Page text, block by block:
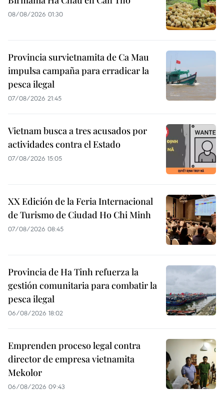
08/08/2026 01:30
Provincia survietnamita de Ca Mau
impulsa campaña para erradicar la
pesca ilegal
07/08/2026 21:45
Vietnam busca a tres acusados por
actividades contra el Estado
07/08/2026 15:05
XX Edición de la Feria Internacional
de Turismo de Ciudad Ho Chi Minh
07/08/2026 08:45
Provincia de Ha Tinh refuerza la
gestión comunitaria para combatir la
pesca ilegal
06/08/2026 18:02
Emprenden proceso legal contra
director de empresa vietnamita
Mekolor
06/08/2026 09:43